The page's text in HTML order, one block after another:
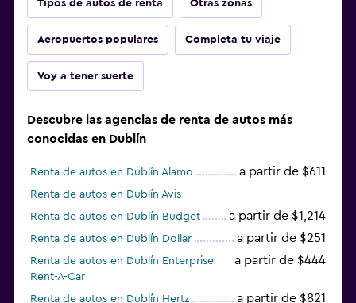
Tipos de autos de renta Otras zonas
Aeropuertos populares Completa tu viaje
Voy a tener suerte
Descubre las agencias de renta de autos más
conocidas en Dublín
Renta de autos en Dublín Alamo a partir de $611
Renta de autos en Dublín Avis
Renta de autos en Dublín Budget
a partir de $1,214
Renta de autos en Dublín Dollar a partir de $251
Renta de autos en Dublín Enterprise
Rent-A-Car
a partir de $444
Renta de autos en Dublín Hertz a partir de $821